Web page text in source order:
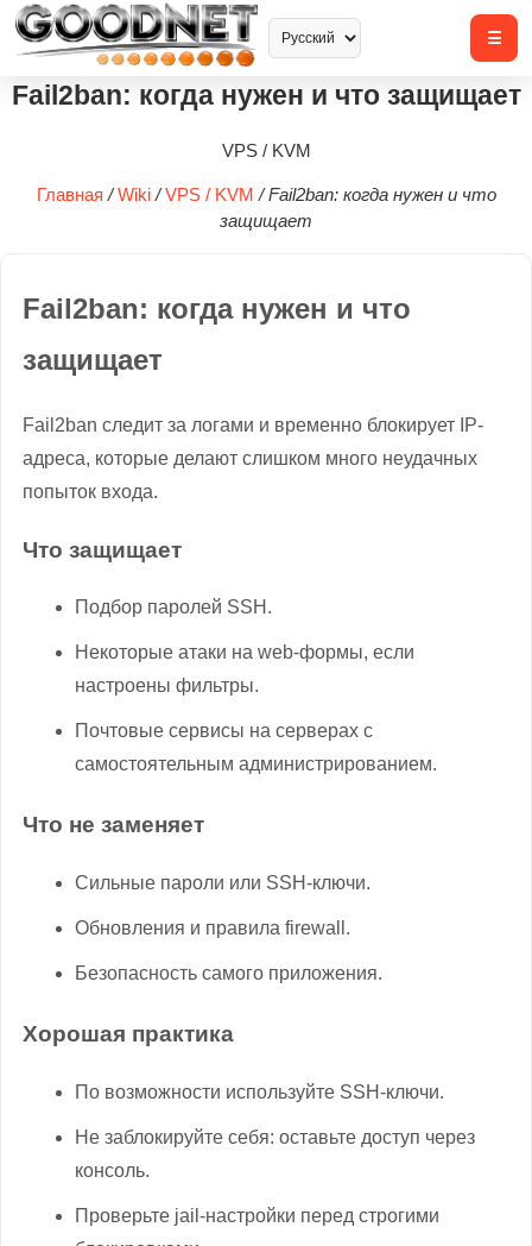
Fail2ban: когда нужен и что защищает
VPS / KVM
Главная / Wiki / VPS / KVM / Fail2ban: когда нужен и что
защищает
Fail2ban: когда нужен и что
защищает
Fail2ban следит за логами и временно блокирует IP-
адреса, которые делают слишком много неудачных
попыток входа.
Что защищает
Подбор паролей SSH.
Некоторые атаки на web-формы, если
настроены фильтры.
Почтовые сервисы на серверах с
самостоятельным администрированием.
Что не заменяет
Сильные пароли или SSH-ключи.
Обновления и правила firewall.
Безопасность самого приложения.
Хорошая практика
По возможности используйте SSH-ключи.
Не заблокируйте себя: оставьте доступ через
консоль.
Проверьте jail-настройки перед строгими